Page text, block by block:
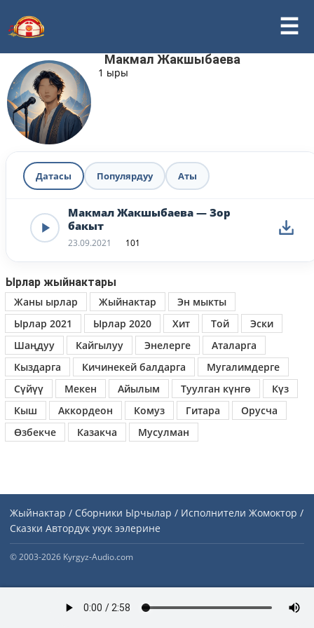
Макмал Жакшыбаева
1 ыры
Датасы Популярдуу Аты
Макмал Жакшыбаева — Зор
бакыт
23.09.2021 101
Ырлар жыйнактары
Жаны ырлар
Жыйнактар
Эн мыкты
Ырлар 2021
Ырлар 2020 Хит Той
Эски
Шаңдуу
Кайгылуу Энелерге
Аталарга
Кыздарга
Кичинекей балдарга
Мугалимдерге
Сүйүү
Мекен Айылым Туулган күнгө
Күз
Кыш
Аккордеон Комуз Гитара
Орусча
Өзбекче
Казакча Мусулман
Жыйнактар / Сборники Ырчылар / Исполнители Жомоктор /
Сказки Автордук укук ээлерине
© 2003-2026 Kyrgyz-Audio.com